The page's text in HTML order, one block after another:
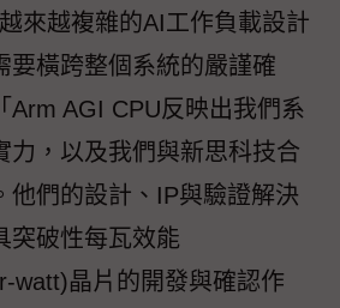
來越複雜的AI工作負載設計
要橫跨整個系統的嚴謹確
Arm AGI CPU反映出我們系
力，以及我們與新思科技合
他們的設計、IP與驗證解決
突破性每瓦效能
watt)晶片的開發與確認作